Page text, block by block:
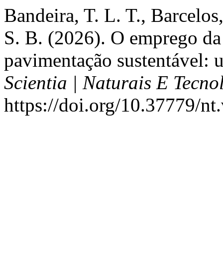
Bandeira, T. L. T.,
S. B. (2026). O emprego
pavimentação sustentável:
Scientia | Naturais E
https://doi.org/10.37779/